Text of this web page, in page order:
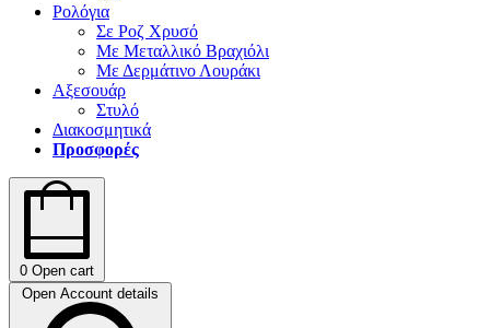
Ρολόγια
Σε Ροζ Χρυσό
Με Μεταλλικό Βραχιόλι
Με Δερμάτινο Λουράκι
Αξεσουάρ
Στυλό
Διακοσμητικά
Προσφορές
0 Open cart
Open Account details